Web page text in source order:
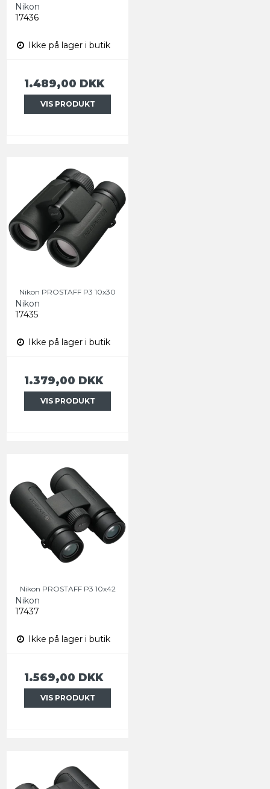
Nikon
17436
Ikke på lager i butik
1.489,00 DKK
VIS PRODUKT
Nikon PROSTAFF P3 10x30
Nikon
17435
Ikke på lager i butik
1.379,00 DKK
VIS PRODUKT
Nikon PROSTAFF P3 10x42
Nikon
17437
Ikke på lager i butik
1.569,00 DKK
VIS PRODUKT